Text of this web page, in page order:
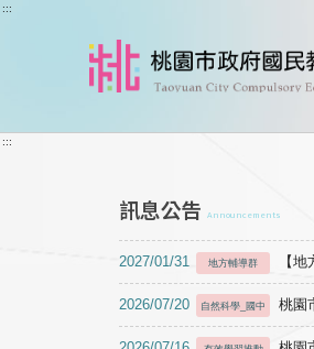
跳到主要內容
:::
:::
訊息公告 Announcements
2027/01/31 地方輔導群 【
2026/07/20 自然科學_國中 桃園